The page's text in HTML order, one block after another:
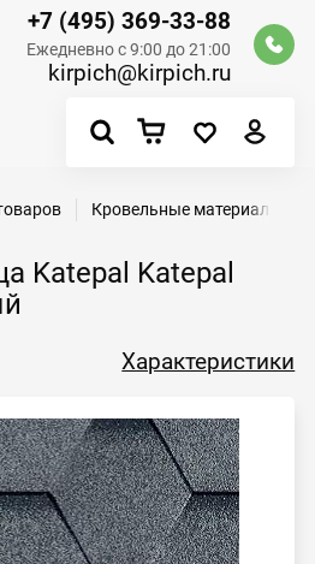
+7 (495) 369-33-88
Ежедневно с 9:00 до 21:00
kirpich@kirpich.ru
Katepal Katepal
Кровельные материалы
Характеристики